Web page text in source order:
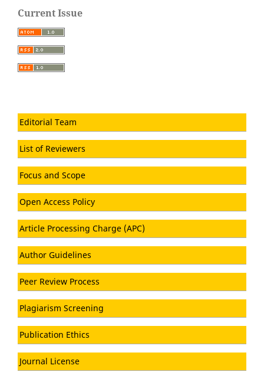
Current Issue
Editorial Team
List of Reviewers
Focus and Scope
Open Access Policy
Article Processing Charge (APC)
Author Guidelines
Peer Review Process
Plagiarism Screening
Publication Ethics
Journal License